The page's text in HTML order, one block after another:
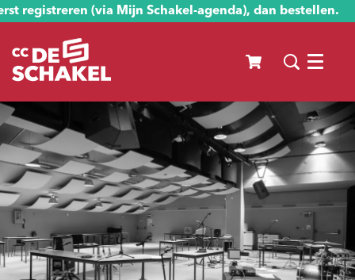
registreren (via Mijn Schakel-agenda), dan bestellen.
Menu